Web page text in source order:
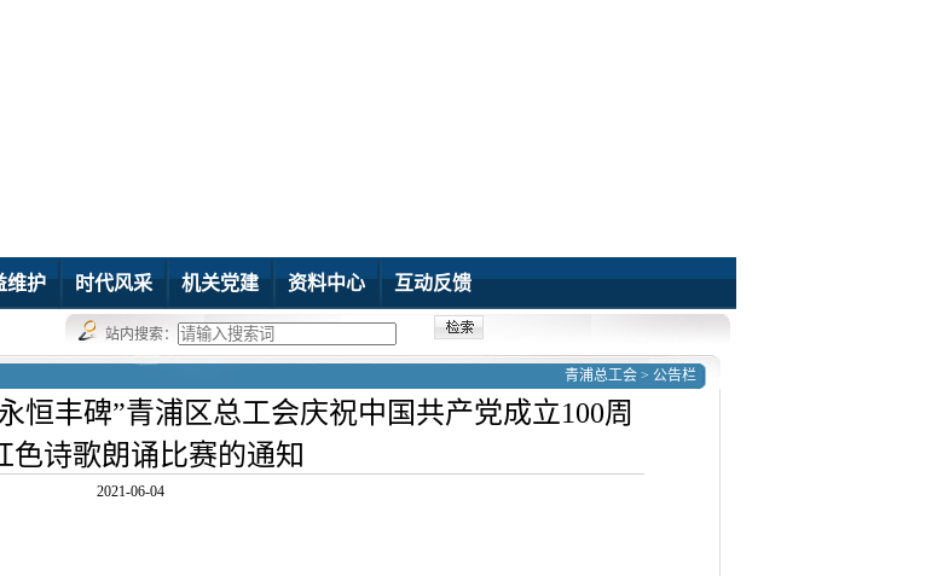
维护 时代风采 机关党建 资料中心 互动反馈
站内搜索：
青浦总工会 > 公告栏
恒丰碑”青浦区总工会庆祝中国共产党成立100周
色诗歌朗诵比赛的通知
2021-06-04